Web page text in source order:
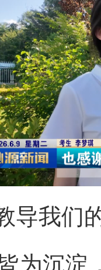
导我们
为沉淀